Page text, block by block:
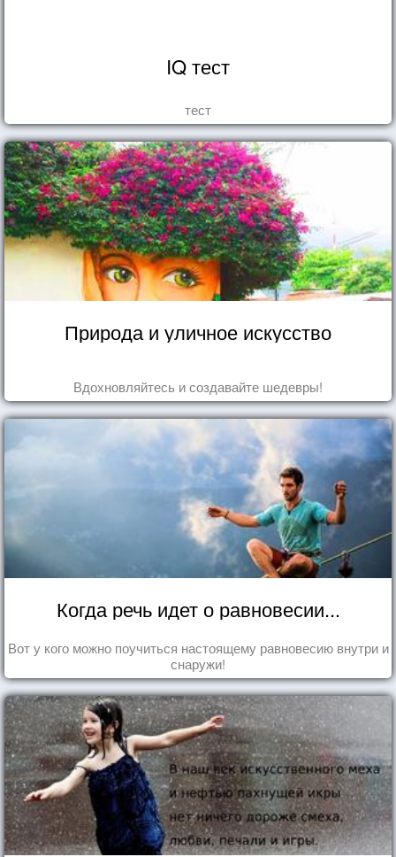
IQ тест
тест
Природа и уличное искусство
Вдохновляйтесь и создавайте шедевры!
Когда речь идет о равновесии...
Вот у кого можно поучиться настоящему равновесию внутри и
снаружи!